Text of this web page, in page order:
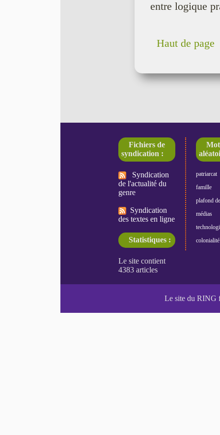
entre logique
Haut de page
Fichiers de
syndication :
Syndication
de l'actualité du
genre
Syndication
des textes en ligne
Statistiques :
patriarcat
famille
plafond
médias
colonialité
Le site du RING